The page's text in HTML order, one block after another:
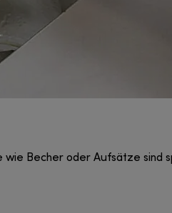
wie Becher oder Aufsätze sind